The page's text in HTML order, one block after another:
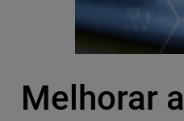
Melhorar a